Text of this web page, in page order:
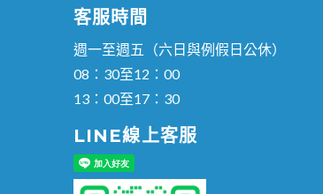
客服時間
週一至週五（六日與例假日公休）
08：30至12：00
13：00至17：30
LINE線上客服